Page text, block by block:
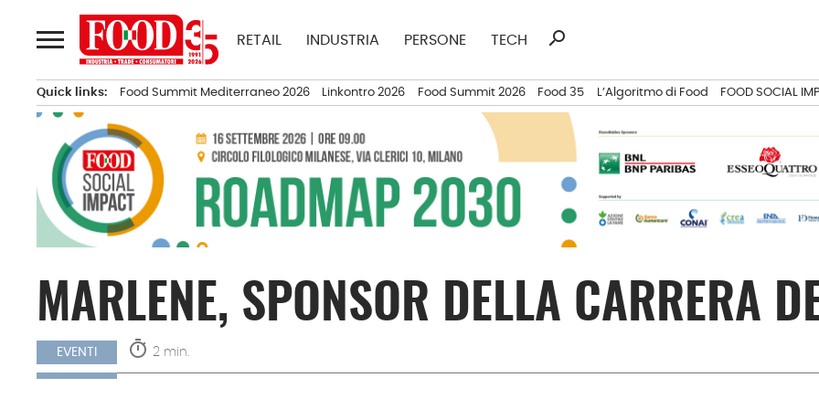
al
contenuto
RETAIL INDUSTRIA PERSONE TECH
Ricerca
search
Quick links: Food Summit Mediterraneo 2026 Linkontro 2026 Food Summit 2026 Food 35 L’Algoritmo di Food FOOD SOCIAL
MARLENE, SPONSOR DELLA CARRERA
EVENTI timer 2 min.